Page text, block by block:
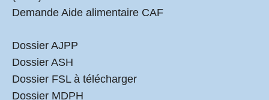
Demande Aide alimentaire CAF
Dossier AJPP
Dossier ASH
Dossier FSL à télécharger
Dossier MDPH